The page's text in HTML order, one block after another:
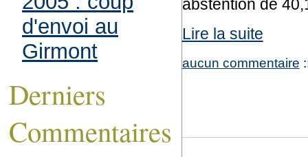
abstention de
Lire la suite
aucun commentaire
d'envoi au
Girmont
Derniers
Commentaires